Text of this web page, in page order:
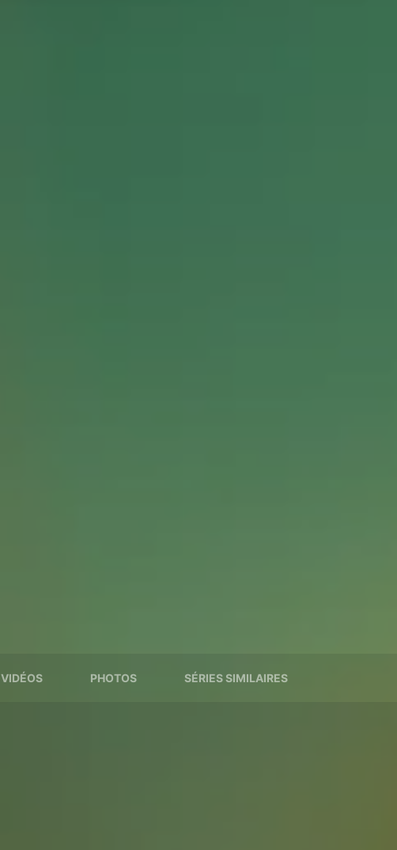
VIDÉOS PHOTOS SÉRIES SIMILAIRES